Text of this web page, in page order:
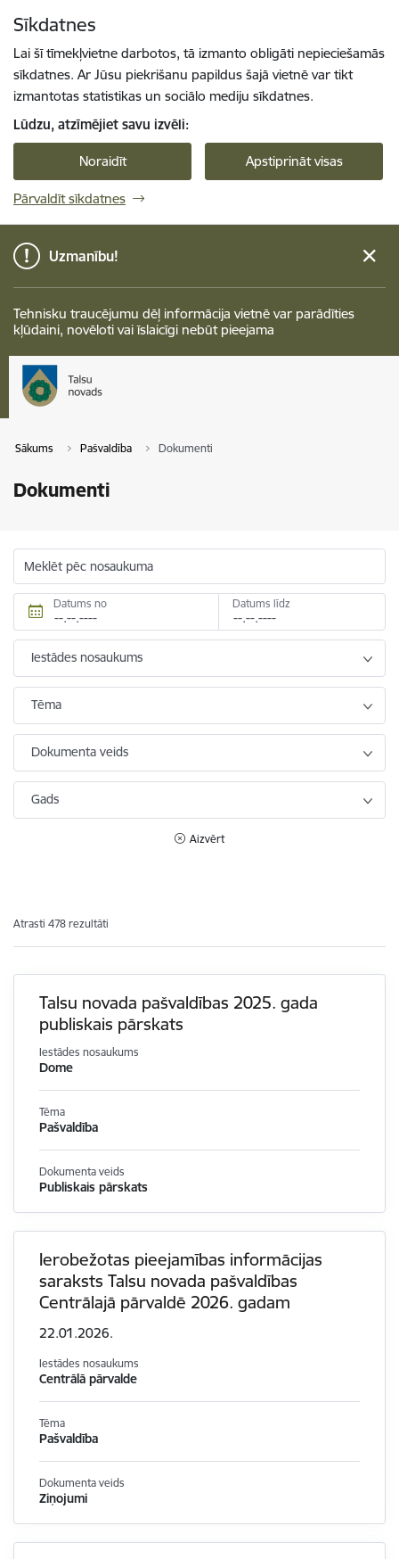
Sīkdatnes
Lai šī tīmekļvietne darbotos, tā izmanto obligāti nepieciešamās
sīkdatnes. Ar Jūsu piekrišanu papildus šajā vietnē var tikt
izmantotas statistikas un sociālo mediju sīkdatnes.
Lūdzu, atzīmējiet savu izvēli:
Noraidīt Apstiprināt visas
Pārvaldīt sīkdatnes
Uzmanību!
Tehnisku traucējumu dēļ informācija vietnē var parādīties
kļūdaini, novēloti vai īslaicīgi nebūt pieejama
Sākums Pašvaldība Dokumenti
Dokumenti
Meklēt pēc nosaukuma
Datums no Datums līdz
Iestādes nosaukums
Tēma
Dokumenta veids
Gads
Aizvērt
Atrasti 478 rezultāti
Talsu novada pašvaldības 2025. gada
publiskais pārskats
Iestādes nosaukums
Dome
Tēma
Pašvaldība
Dokumenta veids
Publiskais pārskats
Ierobežotas pieejamības informācijas
saraksts Talsu novada pašvaldības
Centrālajā pārvaldē 2026. gadam
22.01.2026.
Iestādes nosaukums
Centrālā pārvalde
Tēma
Pašvaldība
Dokumenta veids
Ziņojumi